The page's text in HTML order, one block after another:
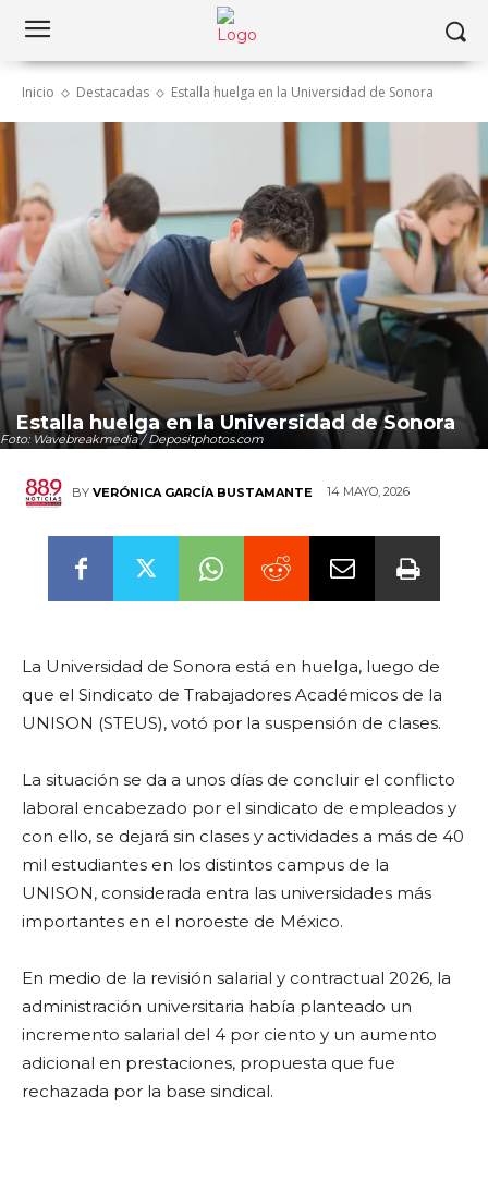
Inicio Destacadas Estalla huelga en la Universidad de Sonora
Foto: Wavebreakmedia / Depositphotos.com
Estalla huelga en la Universidad de Sonora
BY VERÓNICA GARCÍA BUSTAMANTE 14 MAYO, 2026
La Universidad de Sonora está en huelga, luego de
que el Sindicato de Trabajadores Académicos de la
UNISON (STEUS), votó por la suspensión de clases.
La situación se da a unos días de concluir el conflicto
laboral encabezado por el sindicato de empleados y
con ello, se dejará sin clases y actividades a más de 40
mil estudiantes en los distintos campus de la
UNISON, considerada entra las universidades más
importantes en el noroeste de México.
En medio de la revisión salarial y contractual 2026, la
administración universitaria había planteado un
incremento salarial del 4 por ciento y un aumento
adicional en prestaciones, propuesta que fue
rechazada por la base sindical.